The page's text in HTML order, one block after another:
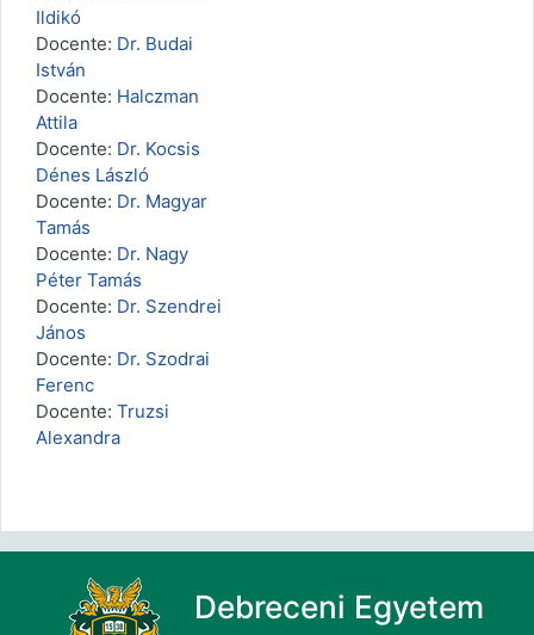
Ildikó
Docente: Dr. Budai
István
Docente: Halczman
Attila
Docente: Dr. Kocsis
Dénes László
Docente: Dr. Magyar
Tamás
Docente: Dr. Nagy
Péter Tamás
Docente: Dr. Szendrei
János
Docente: Dr. Szodrai
Ferenc
Docente: Truzsi
Alexandra
Debreceni Egyetem